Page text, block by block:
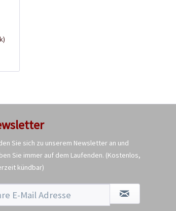
Sie sich zu unserem Newsletter an und
Sie immer auf dem Laufenden. (Kostenlos,
kündbar)